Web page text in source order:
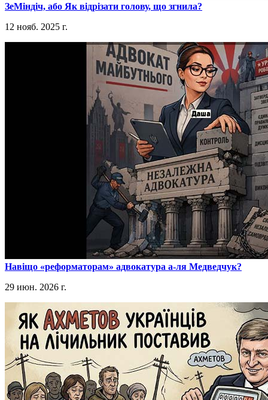
​ЗеМіндіч, або Як відрізати голову, що згнила?
12 нояб. 2025 г.
​Навіщо «реформаторам» адвокатура а-ля Медведчук?
29 июн. 2026 г.